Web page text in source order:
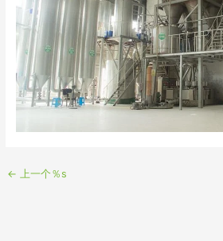
← 上一个％s